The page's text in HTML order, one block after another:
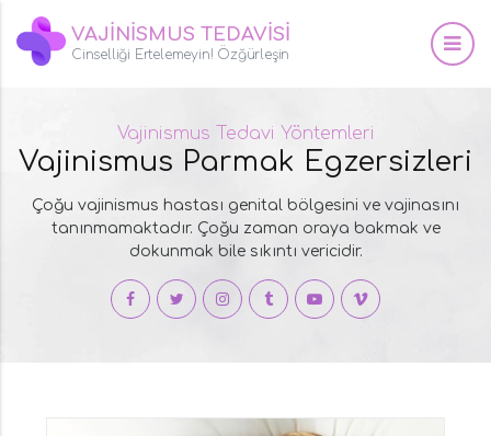
VAJİNİSMUS TEDAVİSİ
Cinselliği Ertelemeyin! Özğürleşin
Vajinismus Tedavi Yöntemleri
Vajinismus Parmak Egzersizleri
Çoğu vajinismus hastası genital bölgesini ve vajinasını
tanınmamaktadır. Çoğu zaman oraya bakmak ve
dokunmak bile sıkıntı vericidir.